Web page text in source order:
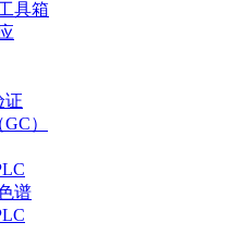
具箱
证
）
谱